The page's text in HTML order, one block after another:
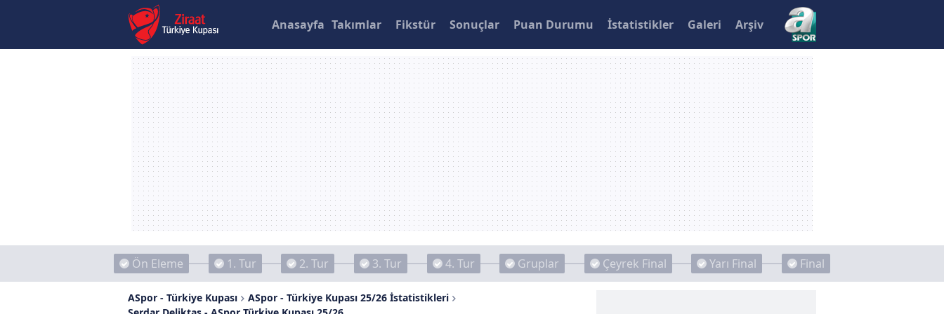
Anasayfa Takımlar Fikstür Sonuçlar Puan Durumu İstatistikler Galeri Arşiv
Ön Eleme 1. Tur 2. Tur 3. Tur 4. Tur Gruplar Çeyrek Final Yarı Final Final
ASpor - Türkiye Kupası
ASpor - Türkiye Kupası 25/26 İstatistikleri